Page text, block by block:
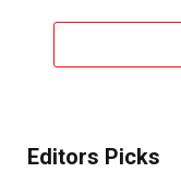
Editors Picks